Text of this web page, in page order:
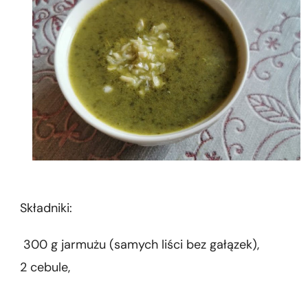
Składniki:
300 g jarmużu (samych liści bez gałązek),
2 cebule,